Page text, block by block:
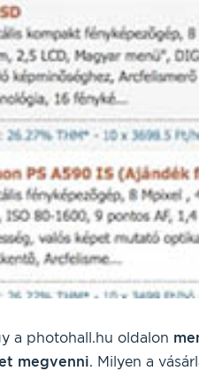
a photohall.hu oldalon
megvenni. Milyen a